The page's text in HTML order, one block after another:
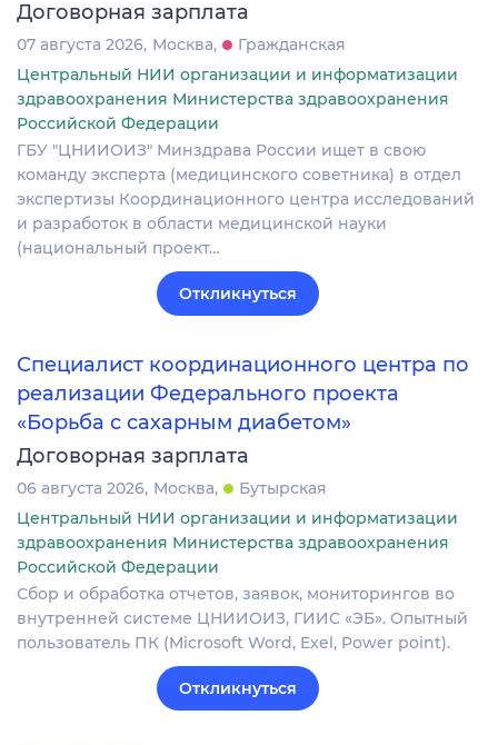
Договорная зарплата
07 августа 2026 Москва
Гражданская
Центральный НИИ организации и информатизации
здравоохранения Министерства здравоохранения
Российской Федерации
ГБУ "ЦНИИОИЗ" Минздрава России ищет в свою
команду эксперта (медицинского советника) в отдел
экспертизы Координационного центра исследований
и разработок в области медицинской науки
(национальный проект…
Откликнуться
Специалист координационного центра по
реализации Федерального проекта
«Борьба с сахарным диабетом»
Договорная зарплата
06 августа 2026 Москва
Бутырская
Центральный НИИ организации и информатизации
здравоохранения Министерства здравоохранения
Российской Федерации
Сбор и обработка отчетов, заявок, мониторингов во
внутренней системе ЦНИИОИЗ, ГИИС «ЭБ». Опытный
пользователь ПК (Microsoft Word, Exel, Power point).
Откликнуться